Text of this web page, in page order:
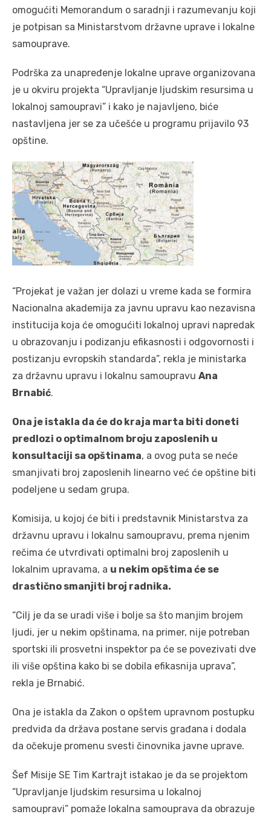
omogućiti Memorandum o saradnji i razumevanju koji
je potpisan sa Ministarstvom državne uprave i lokalne
samouprave.
Podrška za unapređenje lokalne uprave organizovana
je u okviru projekta “Upravljanje ljudskim resursima u
lokalnoj samoupravi” i kako je najavljeno, biće
nastavljena jer se za učešće u programu prijavilo 93
opštine.
“Projekat je važan jer dolazi u vreme kada se formira
Nacionalna akademija za javnu upravu kao nezavisna
institucija koja će omogućiti lokalnoj upravi napredak
u obrazovanju i podizanju efikasnosti i odgovornosti i
postizanju evropskih standarda”, rekla je ministarka
za državnu upravu i lokalnu samoupravu Ana
Brnabić.
Ona je istakla da će do kraja marta biti doneti
predlozi o optimalnom broju zaposlenih u
konsultaciji sa opštinama, a ovog puta se neće
smanjivati broj zaposlenih linearno već će opštine biti
podeljene u sedam grupa.
Komisija, u kojoj će biti i predstavnik Ministarstva za
državnu upravu i lokalnu samoupravu, prema njenim
rečima će utvrđivati optimalni broj zaposlenih u
lokalnim upravama, a u nekim opštima će se
drastično smanjiti broj radnika.
“Cilj je da se uradi više i bolje sa što manjim brojem
ljudi, jer u nekim opštinama, na primer, nije potreban
sportski ili prosvetni inspektor pa će se povezivati dve
ili više opština kako bi se dobila efikasnija uprava”,
rekla je Brnabić.
Ona je istakla da Zakon o opštem upravnom postupku
predviđa da država postane servis građana i dodala
da očekuje promenu svesti činovnika javne uprave.
Šef Misije SE Tim Kartrajt istakao je da se projektom
“Upravljanje ljudskim resursima u lokalnoj
samoupravi” pomaže lokalna samouprava da obrazuje